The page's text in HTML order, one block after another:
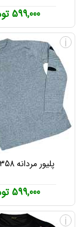
599,000 تومان
پلیور مردانه Solan 1358
599,000 تومان
i
i